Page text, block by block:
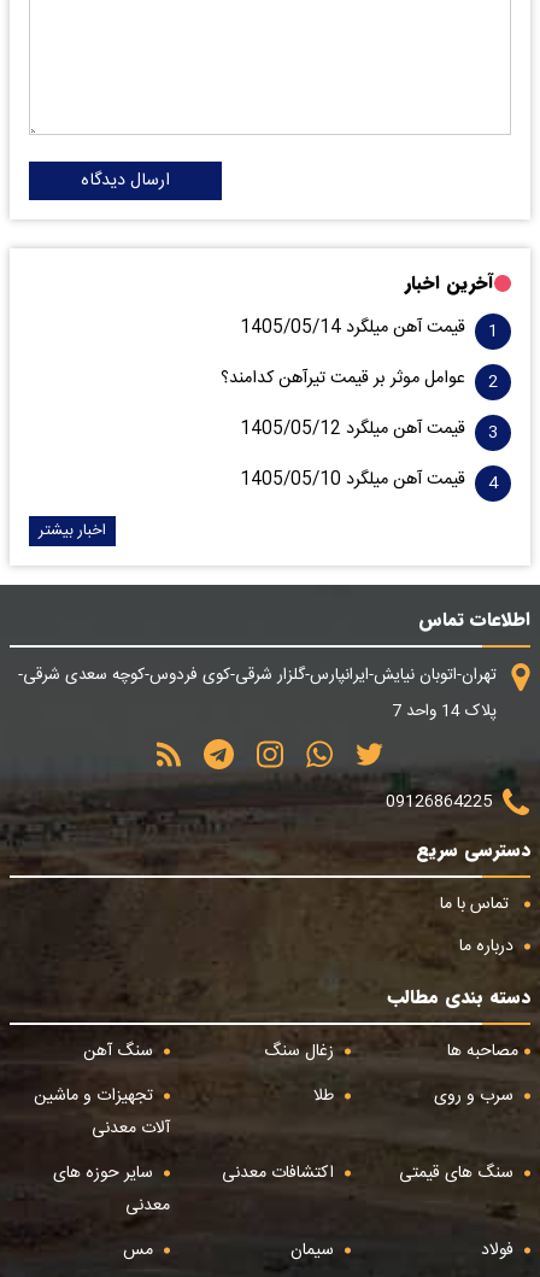
ارسال دیدگاه
آخرین اخبار
قیمت آهن میلگرد 1405/05/14
عوامل موثر بر قیمت تیرآهن کدامند؟
قیمت آهن میلگرد 1405/05/12
قیمت آهن میلگرد 1405/05/10
اخبار بیشتر
اطلاعات تماس
تهران-اتوبان نیایش-ایرانپارس-گلزار شرقی-کوی فردوس-کوچه سعدی شرقی-
پلاک 14 واحد 7
09126864225
دسترسی سریع
تماس با ما
درباره ما
دسته بندی مطالب
مصاحبه ها
زغال سنگ
سنگ آهن
سرب و روی
طلا
تجهیزات و ماشین
آلات معدنی
سنگ های قیمتی
اکتشافات معدنی
سایر حوزه های
معدنی
فولاد
سیمان مس